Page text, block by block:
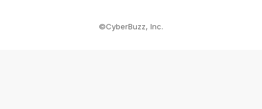
©CyberBuzz, Inc.